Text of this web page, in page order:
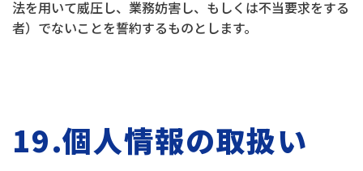
法を用いて威圧し、業務妨害し、もしくは不当要求をする
者）でないことを誓約するものとします。
19.個人情報の取扱い